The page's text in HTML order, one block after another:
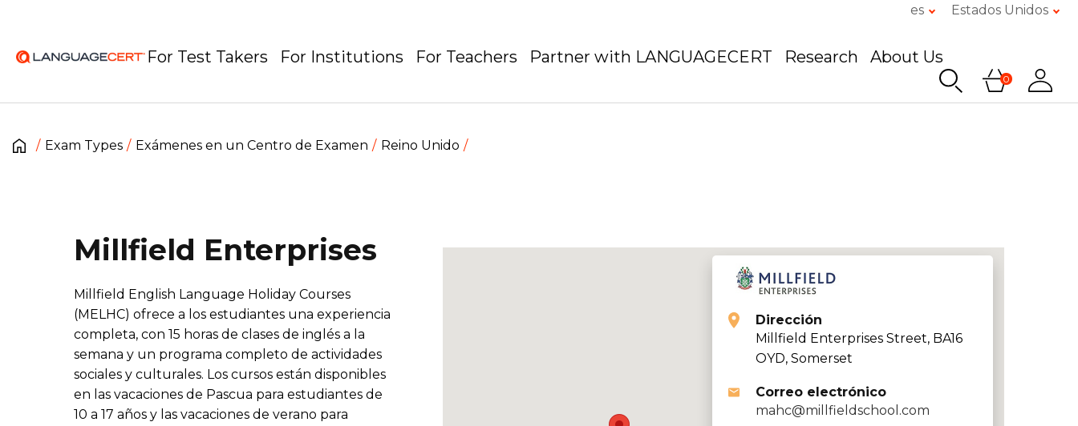
es Estados Unidos
For Test Takers For Institutions For Teachers Partner with LANGUAGECERT Research About Us
0
Exam Types Exámenes en un Centro de Examen Reino Unido
Dirección
Millfield Enterprises Street, BA16
OYD, Somerset
Correo electrónico
mahc@millfieldschool.com
Millfield Enterprises
Millfield English Language Holiday Courses
(MELHC) ofrece a los estudiantes una experiencia
completa, con 15 horas de clases de inglés a la
semana y un programa completo de actividades
sociales y culturales. Los cursos están disponibles
en las vacaciones de Pascua para estudiantes de
10 a 17 años y las vacaciones de verano para